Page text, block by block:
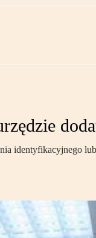
identyfikacyjnego